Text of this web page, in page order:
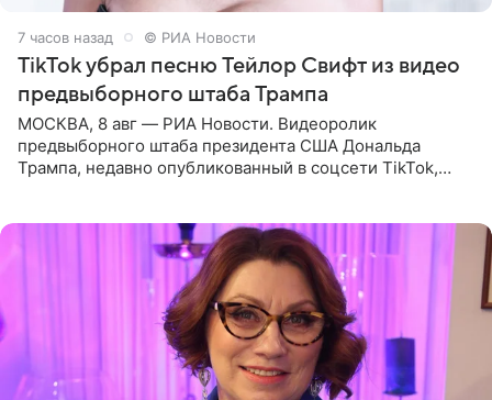
7 часов назад © РИА Новости
TikTok убрал песню Тейлор Свифт из видео
предвыборного штаба Трампа
МОСКВА, 8 авг — РИА Новости. Видеоролик
предвыборного штаба президента США Дональда
Трампа, недавно опубликованный в соцсети TikTok,